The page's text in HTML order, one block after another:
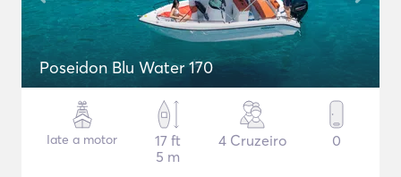
Poseidon Blu Water 170
Iate a motor
17 ft
5 m
4 Cruzeiro 0